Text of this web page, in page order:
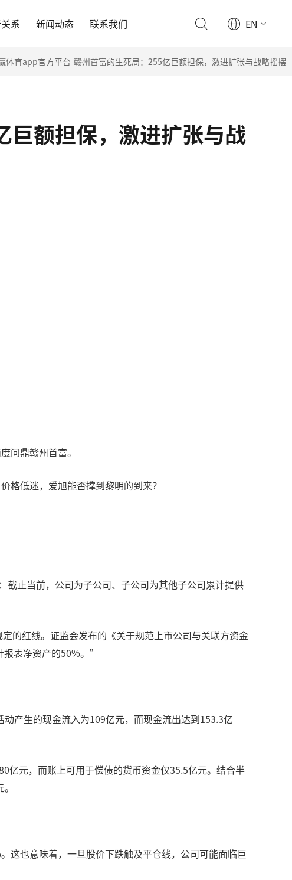
系 新闻动态 联系我们 EN
体育app官方平台-赣州首富的生死局：255亿巨额担保，激进扩张与战略摇摆
额担保，激进扩张与战
问鼎赣州首富。
低迷，爱旭能否撑到黎明的到来？
止当前，公司为子公司、子公司为其他子公司累计提供
的红线。证监会发布的《关于规范上市公司与关联方资金
表净资产的50%。”
产生的现金流入为109亿元，而现金流出达到153.3亿
亿元，而账上可用于偿债的货币资金仅35.5亿元。结合半
这也意味着，一旦股价下跌触及平仓线，公司可能面临巨